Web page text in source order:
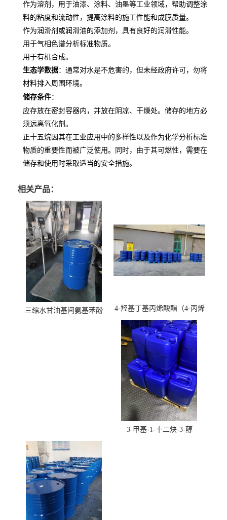
作为溶剂，用于油漆、涂料、油墨等工业领域，帮助调整涂
料的粘度和流动性，提高涂料的施工性能和成膜质量。
作为润滑剂或润滑油的添加剂，具有良好的润滑性能。
用于气相色谱分析标准物质。
用于有机合成。
生态学数据：通常对水是不危害的，但未经政府许可，勿将
材料排入周围环境。
储存条件：
应存放在密封容器内，并放在阴凉、干燥处。储存的地方必
须远离氧化剂。
正十五烷因其在工业应用中的多样性以及作为化学分析标准
物质的重要性而被广泛使用。同时，由于其可燃性，需要在
储存和使用时采取适当的安全措施。
相关产品：
三缩水甘油基间氨基苯酚
4-羟基丁基丙烯酸酯（4-丙烯
酸羟丁酯）
3-甲基-1-十二炔-3-醇